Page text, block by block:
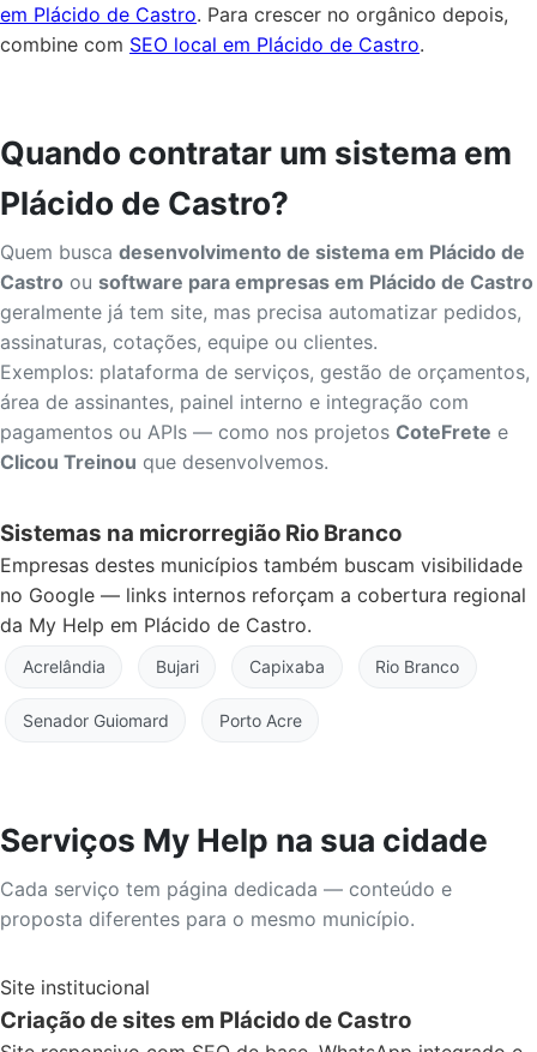
em Plácido de Castro. Para crescer no orgânico depois,
combine com SEO local em Plácido de Castro.
Quando contratar um sistema em
Plácido de Castro?
Quem busca desenvolvimento de sistema em Plácido de
Castro ou software para empresas em Plácido de Castro
geralmente já tem site, mas precisa automatizar pedidos,
assinaturas, cotações, equipe ou clientes.
Exemplos: plataforma de serviços, gestão de orçamentos,
área de assinantes, painel interno e integração com
pagamentos ou APIs — como nos projetos CoteFrete e
Clicou Treinou que desenvolvemos.
Sistemas na microrregião Rio Branco
Empresas destes municípios também buscam visibilidade
no Google — links internos reforçam a cobertura regional
da My Help em Plácido de Castro.
Acrelândia Bujari Capixaba Rio Branco
Senador Guiomard Porto Acre
Serviços My Help na sua cidade
Cada serviço tem página dedicada — conteúdo e
proposta diferentes para o mesmo município.
Site institucional
Criação de sites em Plácido de Castro